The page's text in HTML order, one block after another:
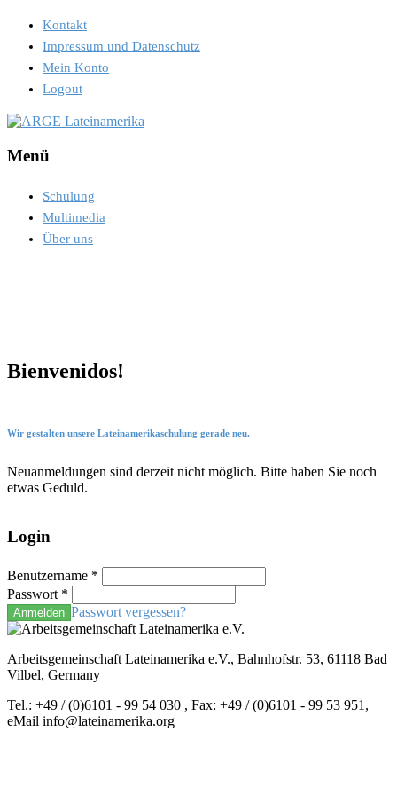
Kontakt
Impressum und Datenschutz
Mein Konto
Logout
Menü
Schulung
Multimedia
Über uns
Bienvenidos!
Wir gestalten unsere Lateinamerikaschulung gerade neu.
Neuanmeldungen sind derzeit nicht möglich. Bitte haben Sie noch
etwas Geduld.
Login
Benutzername *
Passwort *
Anmelden Passwort vergessen?
Arbeitsgemeinschaft Lateinamerika e.V., Bahnhofstr. 53, 61118 Bad
Vilbel, Germany
Tel.: +49 / (0)6101 - 99 54 030 , Fax: +49 / (0)6101 - 99 53 951,
eMail info@lateinamerika.org